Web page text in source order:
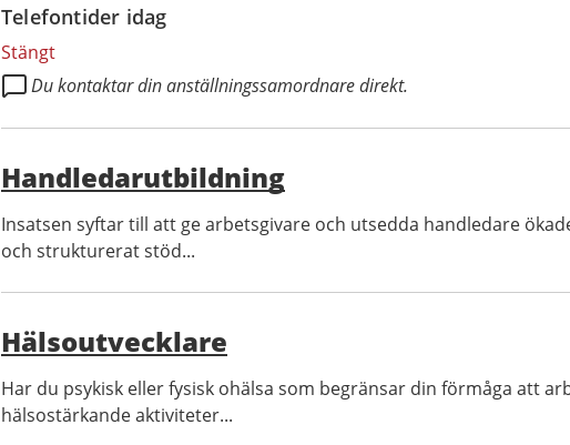
Telefontider idag
Stängt
Du kontaktar din anställningssamordnare direkt.
Handledarutbildning
Insatsen syftar till att ge arbetsgivare och utsedda handledare
och strukturerat stöd...
Hälsoutvecklare
Har du psykisk eller fysisk ohälsa som begränsar din förmåga att
hälsostärkande aktiviteter...